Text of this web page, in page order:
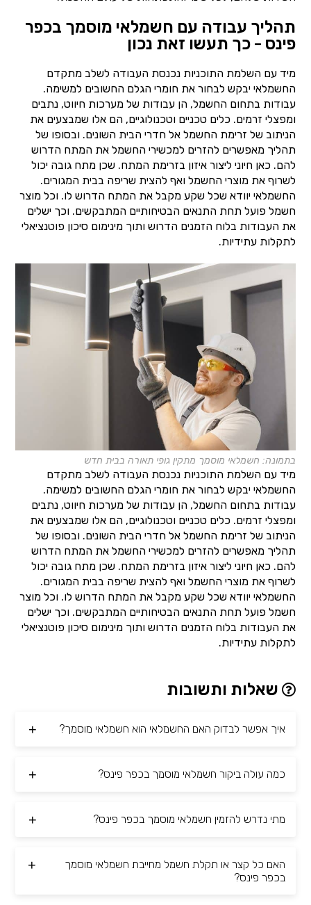
תהליך עבודה עם חשמלאי מוסמך בכפר
פינס - כך תעשו זאת נכון
מיד עם השלמת התוכניות נכנסת העבודה לשלב מתקדם
החשמלאי יבקש לבחור את חומרי הגלם החשובים למשימה.
עבודות בתחום החשמל, הן עבודות של מערכות חיווט, נתבים
ומפצלי זרמים. כלים טכניים וטכנולוגיים, הם אלו שמבצעים את
הניתוב של זרימת החשמל אל חדרי הבית השונים. ובסופו של
תהליך מאפשרים להזרים למכשירי החשמל את המתח הדרוש
להם. כאן חיוני ליצור איזון בזרימת המתח. שכן מתח גובה יכול
לשרוף את מוצרי החשמל ואף להצית שריפה בבית המגורים.
החשמלאי יוודא שכל שקע מקבל את המתח הדרוש לו. וכל מוצר
חשמל פועל תחת התנאים הבטיחותיים המתבקשים. וכך ישלים
את העבודות בלוח הזמנים הדרוש ותוך מינימום סיכון פוטנציאלי
לתקלות עתידיות.
בתמונה: חשמלאי מוסמך מתקין גופי תאורה בבית חדש
מיד עם השלמת התוכניות נכנסת העבודה לשלב מתקדם
החשמלאי יבקש לבחור את חומרי הגלם החשובים למשימה.
עבודות בתחום החשמל, הן עבודות של מערכות חיווט, נתבים
ומפצלי זרמים. כלים טכניים וטכנולוגיים, הם אלו שמבצעים את
הניתוב של זרימת החשמל אל חדרי הבית השונים. ובסופו של
תהליך מאפשרים להזרים למכשירי החשמל את המתח הדרוש
להם. כאן חיוני ליצור איזון בזרימת המתח. שכן מתח גובה יכול
לשרוף את מוצרי החשמל ואף להצית שריפה בבית המגורים.
החשמלאי יוודא שכל שקע מקבל את המתח הדרוש לו. וכל מוצר
חשמל פועל תחת התנאים הבטיחותיים המתבקשים. וכך ישלים
את העבודות בלוח הזמנים הדרוש ותוך מינימום סיכון פוטנציאלי
לתקלות עתידיות.
שאלות ותשובות
איך אפשר לבדוק האם החשמלאי הוא חשמלאי מוסמך?
כמה עולה ביקור חשמלאי מוסמך בכפר פינס?
מתי נדרש להזמין חשמלאי מוסמך בכפר פינס?
האם כל קצר או תקלת חשמל מחייבת חשמלאי מוסמך
בכפר פינס?